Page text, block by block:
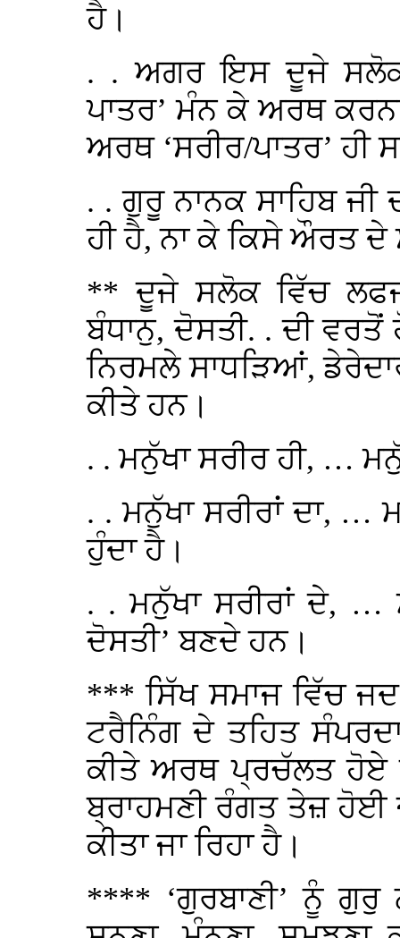
ਹੈ।
. . ਅਗਰ ਇਸ ਦੂਜੇ ਸਲੋਕ
ਪਾਤਰ’ ਮੰਨ ਕੇ ਅਰਥ
ਅਰਥ ‘ਸਰੀਰ/ਪਾਤਰ’ ਹੀ
. . ਗੁਰੂ ਨਾਨਕ ਸਾਹਿਬ ਜੀ
ਹੀ ਹੈ, ਨਾ ਕੇ ਕਿਸੇ ਔਰਤ
** ਦੂਜੇ ਸਲੋਕ ਵਿੱਚ
ਬੰਧਾਨੁ, ਦੋਸਤੀ. . ਦੀ
ਨਿਰਮਲੇ ਸਾਧੜਿਆਂ,
ਕੀਤੇ ਹਨ।
. . ਮਨੁੱਖਾ ਸਰੀਰ ਹੀ, …
. . ਮਨੁੱਖਾ ਸਰੀਰਾਂ ਦਾ, …
ਹੁੰਦਾ ਹੈ।
. . ਮਨੁੱਖਾ ਸਰੀਰਾਂ ਦੇ, …
ਦੋਸਤੀ’ ਬਣਦੇ ਹਨ।
*** ਸਿੱਖ ਸਮਾਜ ਵਿੱਚ
ਟਰੈਨਿੰਗ ਦੇ ਤਹਿਤ
ਕੀਤੇ ਅਰਥ ਪ੍ਰਚੱਲਤ ਹੋਏ
ਬ੍ਰਾਹਮਣੀ ਰੰਗਤ ਤੇਜ਼ ਹੋਈ
ਕੀਤਾ ਜਾ ਰਿਹਾ ਹੈ।
**** ‘ਗੁਰਬਾਣੀ’ ਨੂੰ ਗੁਰੁ